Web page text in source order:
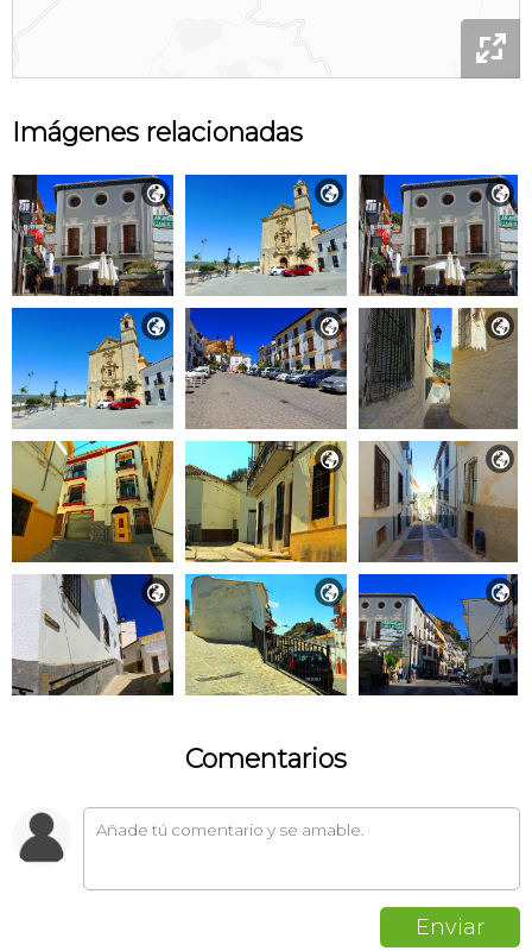

Imágenes relacionadas
  
  
 
  
Comentarios